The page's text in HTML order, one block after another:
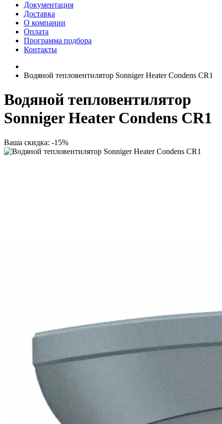
Документация
Доставка
О компании
Оплата
Программа подбора
Контакты
Водяной тепловентилятор Sonniger Heater Condens CR1
Водяной тепловентилятор
Sonniger Heater Condens CR1
Ваша скидка: -15%